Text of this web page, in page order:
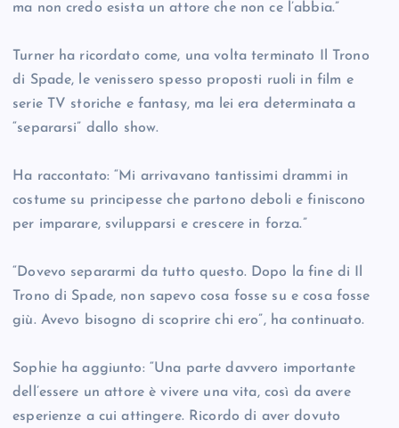
ma non credo esista un attore che non ce l’abbia.”
Turner ha ricordato come, una volta terminato Il Trono
di Spade, le venissero spesso proposti ruoli in film e
serie TV storiche e fantasy, ma lei era determinata a
“separarsi” dallo show.
Ha raccontato: “Mi arrivavano tantissimi drammi in
costume su principesse che partono deboli e finiscono
per imparare, svilupparsi e crescere in forza.”
“Dovevo separarmi da tutto questo. Dopo la fine di Il
Trono di Spade, non sapevo cosa fosse su e cosa fosse
giù. Avevo bisogno di scoprire chi ero”, ha continuato.
Sophie ha aggiunto: “Una parte davvero importante
dell’essere un attore è vivere una vita, così da avere
esperienze a cui attingere. Ricordo di aver dovuto